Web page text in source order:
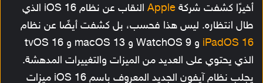
أخيرًا كشفت شركة Apple
النقاب عن نظام iOS 16 الذي
طال انتظاره. ليس هذا فحسب، بل كشفت أيضًا عن نظام
iPadOS 16
و WatchOS 9 و macOS 13 و tvOS 16
الذي يحتوي على العديد من الميزات والتغييرات المدهشة.
يجلب نظام آيفون الجديد المعروف باسم iOS 16 ميزات